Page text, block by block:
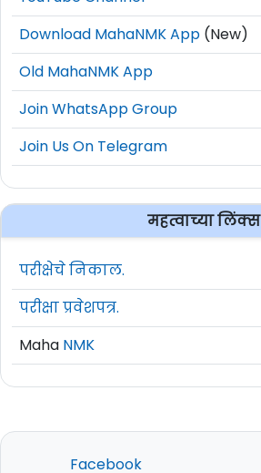
Download MahaNMK App (New)
Old MahaNMK App
Join WhatsApp Group
Join Us On Telegram
महत्वाच्या लिंक्स
परीक्षेचे निकाल.
परीक्षा प्रवेशपत्र.
Maha NMK
Facebook